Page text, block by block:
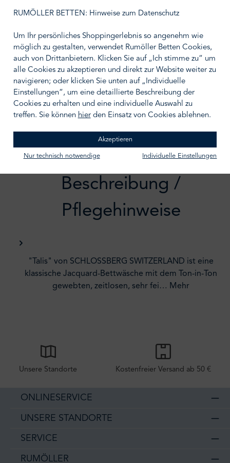
Größe wählenauswählen
IN DEN WARENKORB
Zum Merkzettel hinzufügen
Beschreibung /
Pflegehinweise
"Talis" von SCHLOSSBERG SWITZERLAND ist eine
klassische Jacquard-Bettwäsche mit dem Ton-in-Ton
gewebten, zeitlosen, sehr fei… Mehr
Unsere Standorte Kostenfreier Versand ab 50 €
ONLINESERVICE
UNSERE STANDORTE
SERVICE
RUMÖLLER
RUMÖLLER BETTEN: Hinweise zum Datenschutz
Um Ihr persönliches Shoppingerlebnis so angenehm wie
möglich zu gestalten, verwendet Rumöller Betten Cookies,
auch von Drittanbietern. Klicken Sie auf „Ich stimme zu“ um
alle Cookies zu akzeptieren und direkt zur Website weiter zu
navigieren; oder klicken Sie unten auf „Individuelle
Einstellungen“, um eine detaillierte Beschreibung der
Cookies zu erhalten und eine individuelle Auswahl zu
treffen. Sie können hierden Einsatz von Cookies ablehnen.
Akzeptieren
Nur technisch notwendige Individuelle Einstellungen